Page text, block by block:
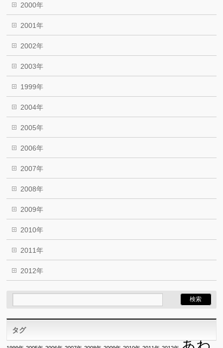
2000年
2001年
2002年
2003年
1999年
2004年
2005年
2006年
2007年
2008年
2009年
2010年
2011年
2012年
タグ
あわ